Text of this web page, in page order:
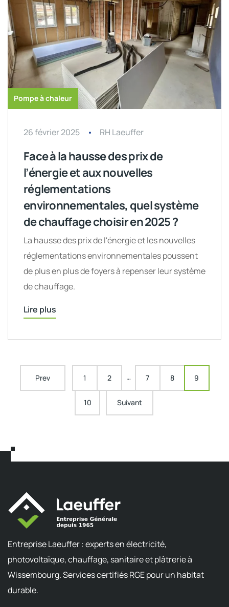
Pompe à chaleur
26 février 2025 RH Laeuffer
Face à la hausse des prix de
l’énergie et aux nouvelles
réglementations
environnementales, quel système
de chauffage choisir en 2025 ?
La hausse des prix de l'énergie et les nouvelles
réglementations environnementales poussent
de plus en plus de foyers à repenser leur système
de chauffage.
Lire plus
Prev 1 2 … 7 8 9
10 Suivant
Entreprise Laeuffer : experts en électricité,
photovoltaïque, chauffage, sanitaire et plâtrerie à
Wissembourg. Services certifiés RGE pour un habitat
durable.